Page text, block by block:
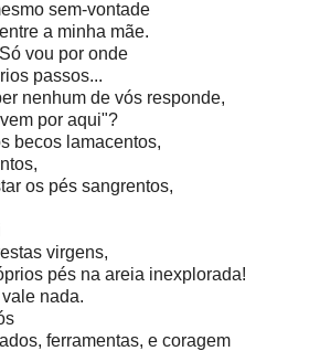
sem-vontade
a minha mãe.
vou por onde
passos...
nenhum de vós responde,
por aqui"?
becos lamacentos,
os pés sangrentos,
virgens,
pés na areia inexplorada!
nada.
ferramentas, e coragem